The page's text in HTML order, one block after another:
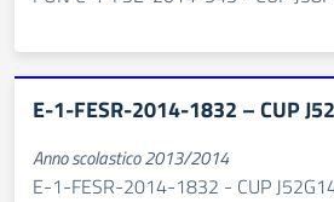
E-1-FESR-2014-1832 – CUP
Anno scolastico 2013/2014
E-1-FESR-2014-1832 - CUP